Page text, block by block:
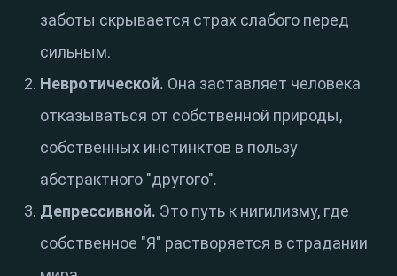
заботы скрывается страх слабого перед
сильным.
Невротической. Она заставляет человека
отказываться от собственной природы,
собственных инстинктов в пользу
абстрактного "другого".
Депрессивной. Это путь к нигилизму, где
собственное "Я" растворяется в страдании